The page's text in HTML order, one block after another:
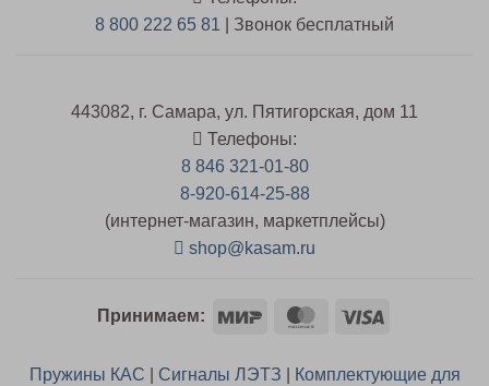
8 800 222 65 81 | Звонок бесплатный
443082, г. Самара, ул. Пятигорская, дом 11
Телефоны:
8 846 321-01-80
8-920-614-25-88
(интернет-магазин, маркетплейсы)
shop@kasam.ru
Принимаем: Mir MasterCard
Visa
Пружины КАС Сигналы ЛЭТЗ
Комплектующие для